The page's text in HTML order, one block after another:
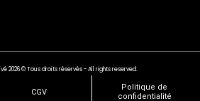
2026 © Tous droits réservés - All rights reserved.
CGV
Politique de
confidentialité